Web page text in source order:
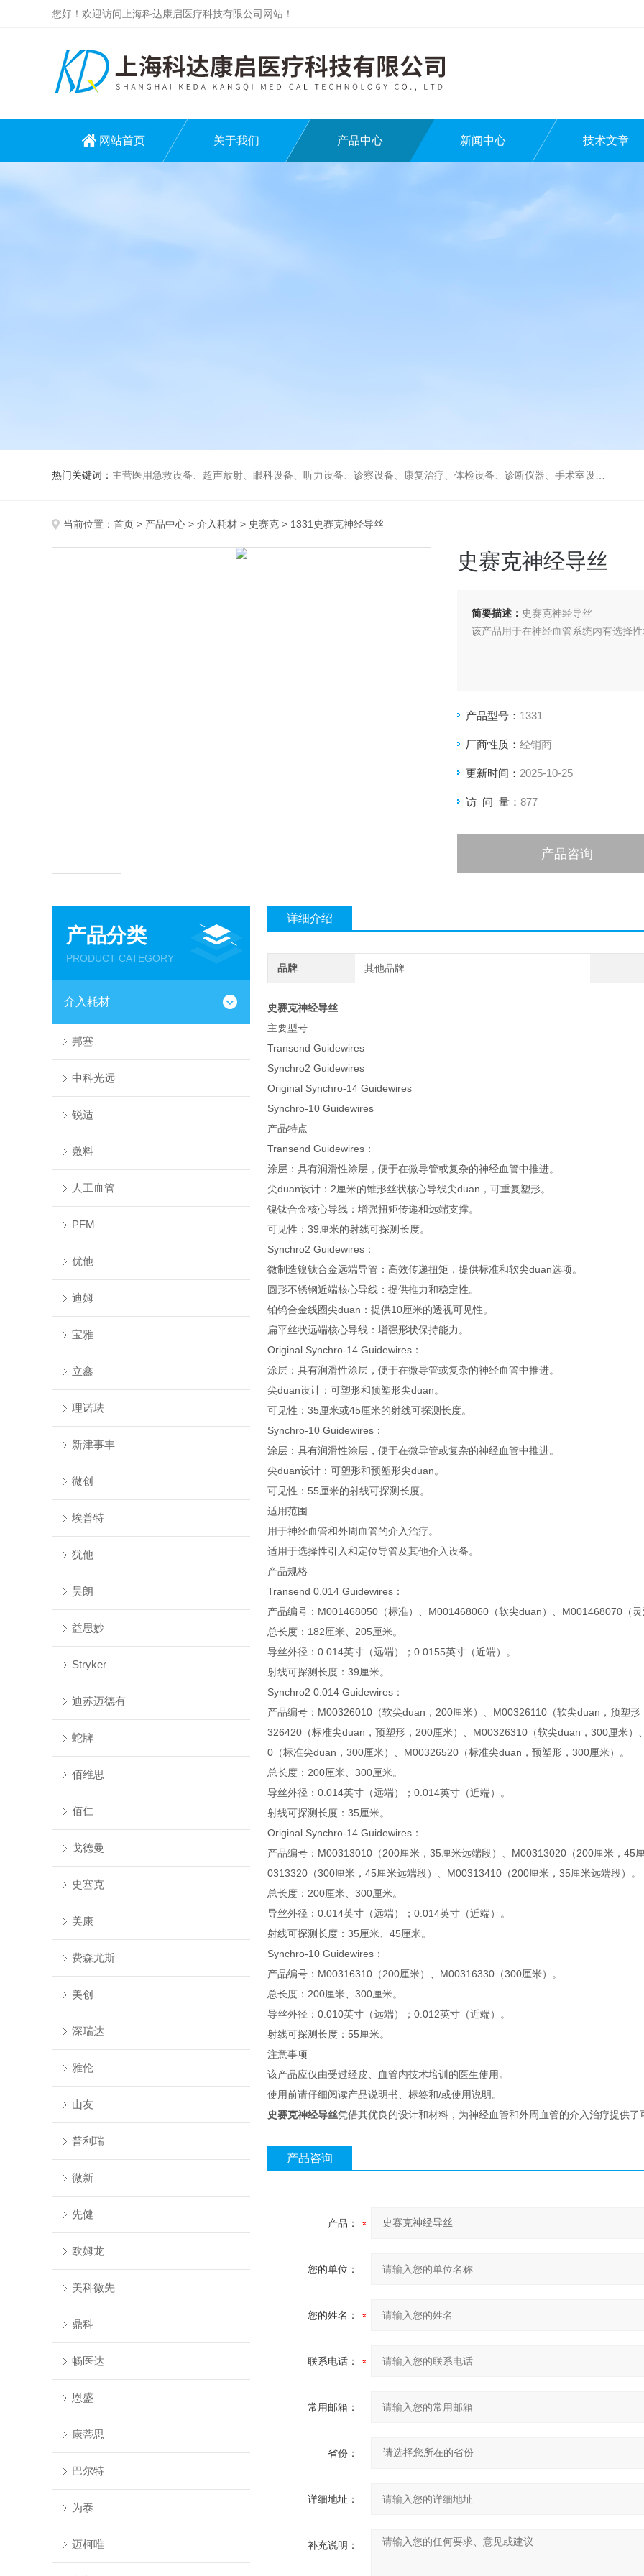
您好！欢迎访问上海科达康启医疗科技有限公司网站！
网站首页 关于我们 产品中心 新闻中心 技术文章
热门关键词： 主营医用急救设备、超声放射、眼科设备、听力设备、诊察设备、康复治疗、体检设备、诊断仪器、手术室设备急救室、监护设备诊疗室等医疗设备。
当前位置： 首页 > 产品中心 > 介入耗材 > 史赛克 > 1331史赛克神经导丝
史赛克神经导丝
简要描述： 史赛克神经导丝
该产品用于在神经血管系统内有选择
产品型号： 1331
厂商性质： 经销商
更新时间： 2025-10-25
访 问 量： 877
产品咨询
产品分类
PRODUCT CATEGORY
介入耗材
邦塞
中科光远
锐适
敷料
人工血管
PFM
优他
迪姆
宝雅
立鑫
理诺珐
新津事丰
微创
埃普特
犹他
昊朗
益思妙
Stryker
迪苏迈德有
蛇牌
佰维思
佰仁
戈德曼
史塞克
美康
费森尤斯
美创
深瑞达
雅伦
山友
普利瑞
微新
先健
欧姆龙
美科微先
鼎科
畅医达
恩盛
康蒂思
巴尔特
为泰
迈柯唯
详细介绍
品牌 其他品牌
史赛克神经导丝
主要型号
Transend Guidewires
Synchro2 Guidewires
Original Synchro-14 Guidewires
Synchro-10 Guidewires
产品特点
Transend Guidewires：
涂层：具有润滑性涂层，便于在微导管或复杂的神经血管中推进。
尖duan设计：2厘米的锥形丝状核心导线尖duan，可重复塑形。
镍钛合金核心导线：增强扭矩传递和远端支撑。
可见性：39厘米的射线可探测长度。
Synchro2 Guidewires：
微制造镍钛合金远端导管：高效传递扭矩，提供标准和软尖duan选项。
圆形不锈钢近端核心导线：提供推力和稳定性。
铂钨合金线圈尖duan：提供10厘米的透视可见性。
扁平丝状远端核心导线：增强形状保持能力。
Original Synchro-14 Guidewires：
涂层：具有润滑性涂层，便于在微导管或复杂的神经血管中推进。
尖duan设计：可塑形和预塑形尖duan。
可见性：35厘米或45厘米的射线可探测长度。
Synchro-10 Guidewires：
涂层：具有润滑性涂层，便于在微导管或复杂的神经血管中推进。
尖duan设计：可塑形和预塑形尖duan。
可见性：55厘米的射线可探测长度。
适用范围
用于神经血管和外周血管的介入治疗。
适用于选择性引入和定位导管及其他介入设备。
产品规格
Transend 0.014 Guidewires：
产品编号：M001468050（标准）、M001468060（软尖duan）、M001468070（
总长度：182厘米、205厘米。
导丝外径：0.014英寸（远端）；0.0155英寸（近端）。
射线可探测长度：39厘米。
Synchro2 0.014 Guidewires：
产品编号：M00326010（软尖duan，200厘米）、M00326110（软尖duan，预塑
326420（标准尖duan，预塑形，200厘米）、M00326310（软尖duan，300厘米
0（标准尖duan，300厘米）、M00326520（标准尖duan，预塑形，300厘米）。
总长度：200厘米、300厘米。
导丝外径：0.014英寸（远端）；0.014英寸（近端）。
射线可探测长度：35厘米。
Original Synchro-14 Guidewires：
产品编号：M00313010（200厘米，35厘米远端段）、M00313020（200厘米，45
0313320（300厘米，45厘米远端段）、M00313410（200厘米，35厘米远端段）。
总长度：200厘米、300厘米。
导丝外径：0.014英寸（远端）；0.014英寸（近端）。
射线可探测长度：35厘米、45厘米。
Synchro-10 Guidewires：
产品编号：M00316310（200厘米）、M00316330（300厘米）。
总长度：200厘米、300厘米。
导丝外径：0.010英寸（远端）；0.012英寸（近端）。
射线可探测长度：55厘米。
注意事项
该产品应仅由受过经皮、血管内技术培训的医生使用。
使用前请仔细阅读产品说明书、标签和/或使用说明。
史赛克神经导丝凭借其优良的设计和材料，为神经血管和外周血管的介入治疗提供了
产品咨询
产品：
您的单位：
您的姓名：
联系电话：
常用邮箱：
省份：
详细地址：
补充说明：